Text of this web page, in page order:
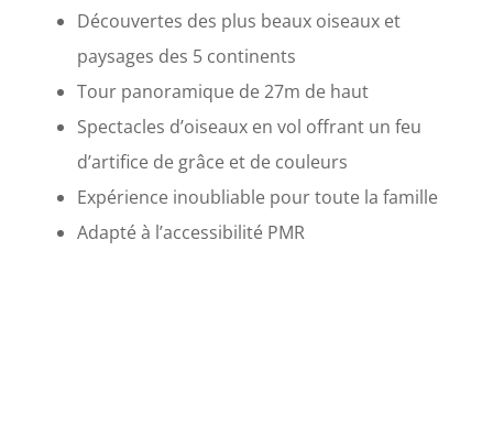
Découvertes des plus beaux oiseaux et
paysages des 5 continents
Tour panoramique de 27m de haut
Spectacles d’oiseaux en vol offrant un feu
d’artifice de grâce et de couleurs
Expérience inoubliable pour toute la famille
Adapté à l’accessibilité PMR